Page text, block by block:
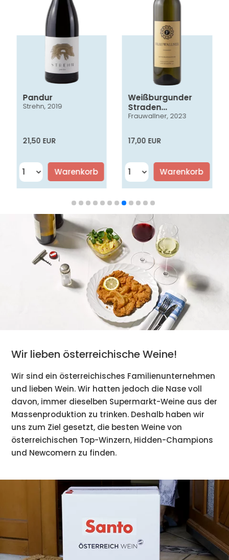
Pandur
Strehn, 2019
21,50 EUR
Warenkorb
Weißburgunder
Straden
Vulkanland
Frauwallner, 2023
17,00 EUR
Warenkorb
Wir lieben österreichische Weine!
Wir sind ein österreichisches Familienunternehmen
und lieben Wein. Wir hatten jedoch die Nase voll
davon, immer dieselben Supermarkt-Weine aus der
Massenproduktion zu trinken. Deshalb haben wir
uns zum Ziel gesetzt, die besten Weine von
österreichischen Top-Winzern, Hidden-Champions
und Newcomern zu finden.